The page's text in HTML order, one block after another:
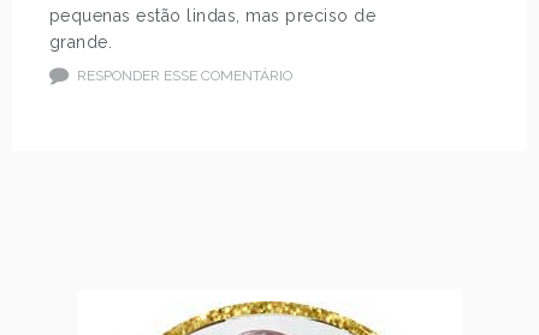
pequenas estão lindas, mas preciso de
grande.
RESPONDER ESSE COMENTÁRIO